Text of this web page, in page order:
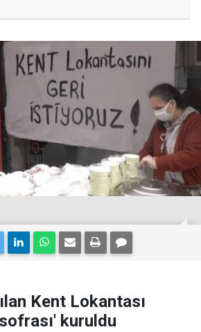
Kent Lokantası
kuruldu